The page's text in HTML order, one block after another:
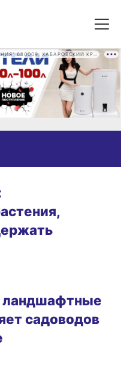
ландшафтные
садоводов